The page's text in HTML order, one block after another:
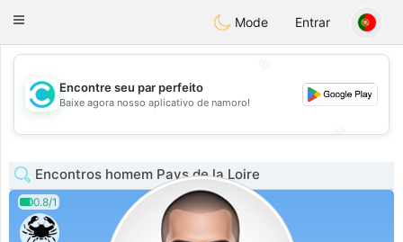
olombiaCitas
Toggle
Mode Entrar
💖
💕
Encontre seu par perfeito
Baixe agora nosso aplicativo de namoro!
Encontros homem Pays de la Loire
0.8/1